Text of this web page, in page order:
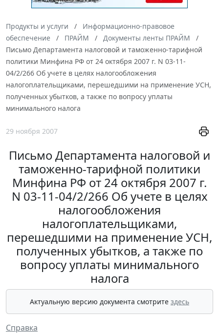
Продукты и услуги
Информационно-правовое
обеспечение
ПРАЙМ
Документы ленты ПРАЙМ
Письмо Департамента налоговой и таможенно-тарифной
политики Минфина РФ от 24 октября 2007 г. N 03-11-
04/2/266 Об учете в целях налогообложения
налогоплательщиками, перешедшими на применение УСН,
полученных убытков, а также по вопросу уплаты
минимального налога
29 ноября 2007
Письмо Департамента налоговой и
таможенно-тарифной политики
Минфина РФ от 24 октября 2007 г.
N 03-11-04/2/266 Об учете в целях
налогообложения
налогоплательщиками,
перешедшими на применение УСН,
полученных убытков, а также по
вопросу уплаты минимального
налога
Актуальную версию документа смотрите здесь
Справка